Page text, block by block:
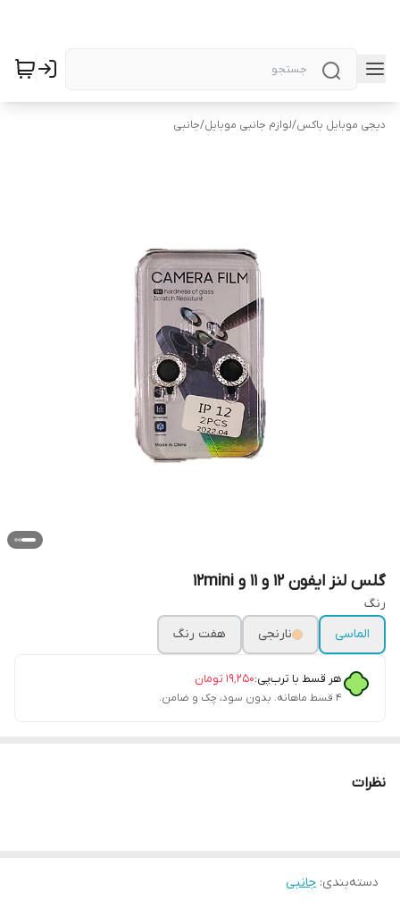
دیجی موبایل باکس/لوازم جانبی موبایل/جانبی
گلس لنز ایفون 12 و 11 و 12mini
رنگ
الماسی
نارنجی هفت رنگ
هر قسط با ترب‌پی:۱۹٬۲۵۰ تومان
۴ قسط ماهانه. بدون سود، چک و ضامن.
نظرات
دسته‌بندی: جانبی